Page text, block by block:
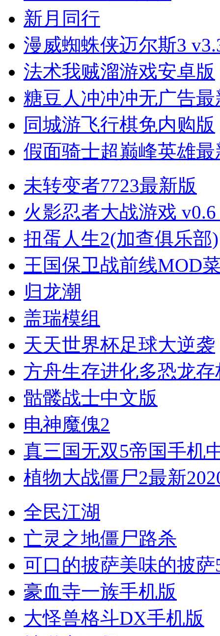
新月同行
漫威蜘蛛侠迈尔斯3
法术我贼溜游戏安卓版
糖豆人冲冲冲无广告最
同城游飞行棋免内购版
假面骑士超巅峰英雄最
未转变者7723最新版
火影忍者大战游戏
扭蛋人生2(加查俱乐部)
王国保卫战前线MOD
归龙潮
盖瑞模组
天天世界杯足球大逆袭
方舟生存进化多恐龙存
骷髅战士中文版
电神魔傀2
真三国无双5帝国手机
植物大战僵尸2最新
全民江湖
亡灵之地僵尸路杀
可口的披萨美味的披萨
豪血寺一族手机版
大怪兽格斗DX手机版